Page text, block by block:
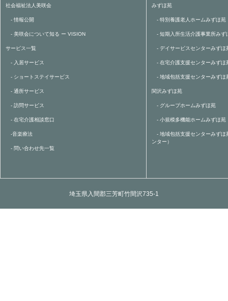
社会福祉法人美咲会
- 情報公開
- 美咲会について知る ー VISION
サービス一覧
- 入居サービス
- ショートステイサービス
- 通所サービス
- 訪問サービス
- 在宅介護相談窓口
-音楽療法
- 問い合わせ先一覧
みずほ苑
- 特別養護老人ホームみずほ苑
- 短期入所生活介護事業所みず
- デイサービスセンターみずほ
- 在宅介護支援センターみずほ
- 地域包括支援センターみずほ
関沢みずほ苑
- グループホームみずほ苑
- 小規模多機能ホームみずほ苑
- 地域包括支援センターみずほ
ンター）
埼玉県入間郡三芳町竹間沢735-1